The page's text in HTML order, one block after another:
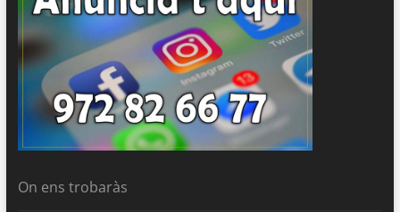
On ens trobaràs